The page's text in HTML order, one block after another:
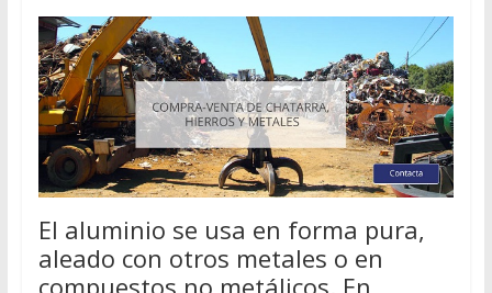
El aluminio se usa en forma pura,
aleado con otros metales o en